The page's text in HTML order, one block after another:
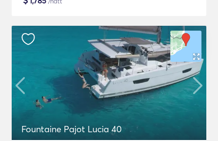
Fountaine Pajot Lucia 40